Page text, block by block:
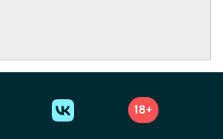
18+